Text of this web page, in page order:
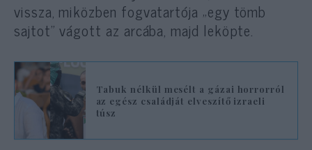
vissza, miközben fogvatartója „egy tömb
sajtot” vágott az arcába, majd leköpte.
Tabuk nélkül mesélt a gázai horrorról
az egész családját elveszítő izraeli
túsz